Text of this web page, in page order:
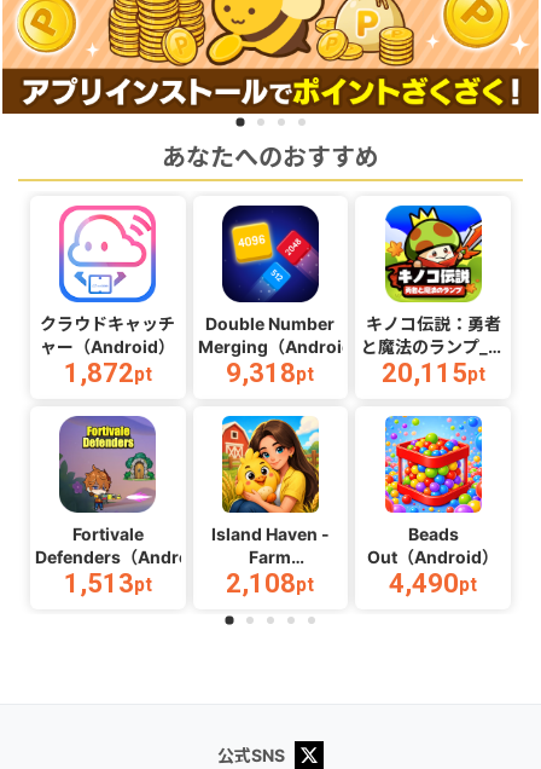
あなたへのおすすめ
クラウドキャッチ
ャー（Android）
1,872pt
Double Number
Merging（Android）
9,318pt
キノコ伝説：勇者
と魔法のランプ_マ
ルチ
2（Android）
20,115pt
Fortivale
Defenders（Android）
1,513pt
Island Haven -
Farm
Adventure（Android）
2,108pt
Beads
Out（Android）
4,490pt
公式SNS